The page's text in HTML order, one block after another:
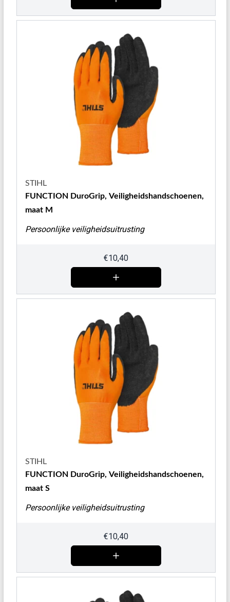
STIHL
FUNCTION DuroGrip, Veiligheidshandschoenen,
maat M
Persoonlijke veiligheidsuitrusting
€10,40
STIHL
FUNCTION DuroGrip, Veiligheidshandschoenen,
maat S
Persoonlijke veiligheidsuitrusting
€10,40